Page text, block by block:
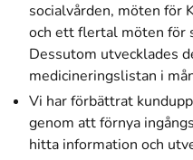
socialvården, möten för
och ett flertal möten för
Dessutom utvecklades
medicineringslistan i
Vi har förbättrat
genom att förnya
hitta information och